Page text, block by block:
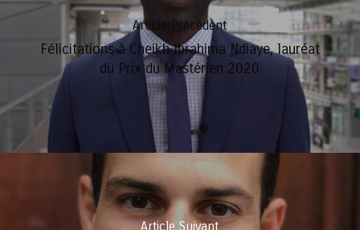
Article Précédent
Félicitations à Cheikh Ibrahima Ndiaye, lauréat
du Prix du Mastérien 2020
Article Suivant